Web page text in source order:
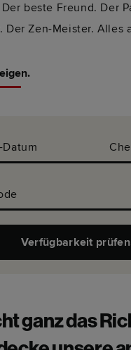
beste Freund. Der
Der Zen-Meister. Alles
Verfügbarkeit
ganz das